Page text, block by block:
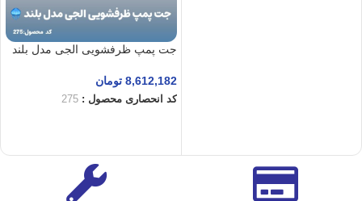
جت پمپ ظرفشویی الجی مدل بلند
8,612,182 تومان
کد انحصاری محصول : 275